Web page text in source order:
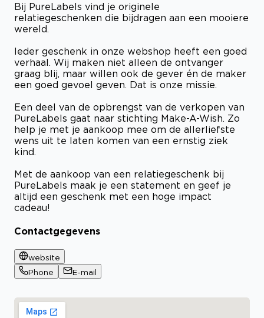
Bij PureLabels vind je originele
relatiegeschenken die bijdragen aan een mooiere
wereld.
Ieder geschenk in onze webshop heeft een goed
verhaal. Wij maken niet alleen de ontvanger
graag blij, maar willen ook de gever én de maker
een goed gevoel geven. Dat is onze missie.
Een deel van de opbrengst van de verkopen van
PureLabels gaat naar stichting Make-A-Wish. Zo
help je met je aankoop mee om de allerliefste
wens uit te laten komen van een ernstig ziek
kind.
Met de aankoop van een relatiegeschenk bij
PureLabels maak je een statement en geef je
altijd een geschenk met een hoge impact
cadeau!
Contactgegevens
website
Phone
E-mail